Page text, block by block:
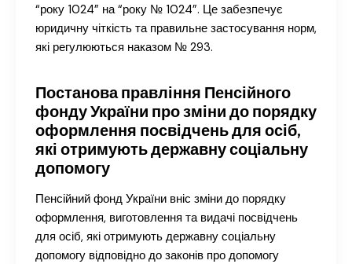
“року 1024” на “року № 1024”. Це забезпечує
юридичну чіткість та правильне застосування норм,
які регулюються наказом № 293.
Постанова правління Пенсійного
фонду України про зміни до порядку
оформлення посвідчень для осіб,
які отримують державну соціальну
допомогу
Пенсійний фонд України вніс зміни до порядку
оформлення, виготовлення та видачі посвідчень
для осіб, які отримують державну соціальну
допомогу відповідно до законів про допомогу